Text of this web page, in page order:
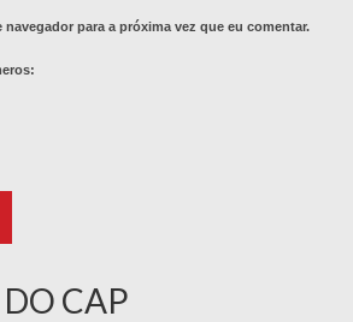
navegador para a próxima vez que eu comentar.
CAP